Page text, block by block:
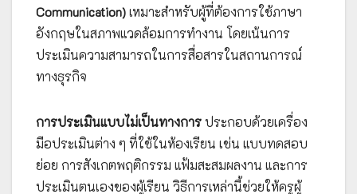
Communication)เหมาะสำหรับผู้ที่ต้องการใช้ภาษา
อังกฤษในสภาพแวดล้อมการทำงาน โดยเน้นการ
ประเมินความสามารถในการสื่อสารในสถานการณ์
ทางธุรกิจ
การประเมินแบบไม่เป็นทางการประกอบด้วยเครื่อง
มือประเมินต่าง ๆ ที่ใช้ในห้องเรียน เช่น แบบทดสอบ
ย่อย การสังเกตพฤติกรรม แฟ้มสะสมผลงาน และการ
ประเมินตนเองของผู้เรียน วิธีการเหล่านี้ช่วยให้ครูผู้